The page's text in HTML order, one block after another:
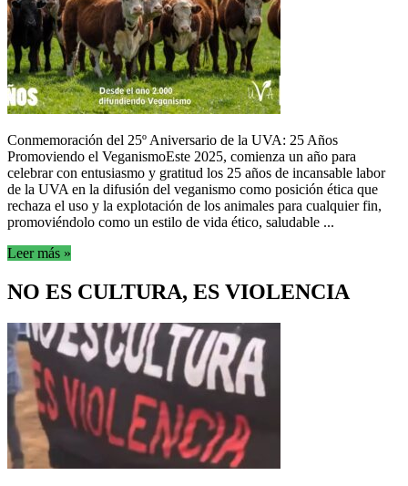
Conmemoración del 25º Aniversario de la UVA: 25 Años
Promoviendo el VeganismoEste 2025, comienza un año para
celebrar con entusiasmo y gratitud los 25 años de incansable labor
de la UVA en la difusión del veganismo como posición ética que
rechaza el uso y la explotación de los animales para cualquier fin,
promoviéndolo como un estilo de vida ético, saludable ...
Leer más »
NO ES CULTURA, ES VIOLENCIA